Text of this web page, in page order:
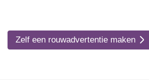
Zelf een rouwadvertentie maken